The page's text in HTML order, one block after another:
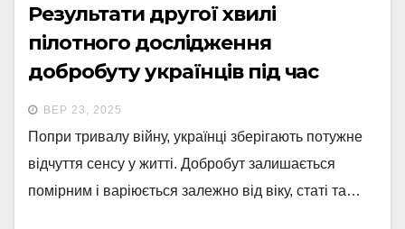
Результати другої хвилі
пілотного дослідження
добробуту українців під час
війни
ВЕР 23, 2025
Попри тривалу війну, українці зберігають потужне
відчуття сенсу у житті. Добробут залишається
помірним і варіюється залежно від віку, статі та…